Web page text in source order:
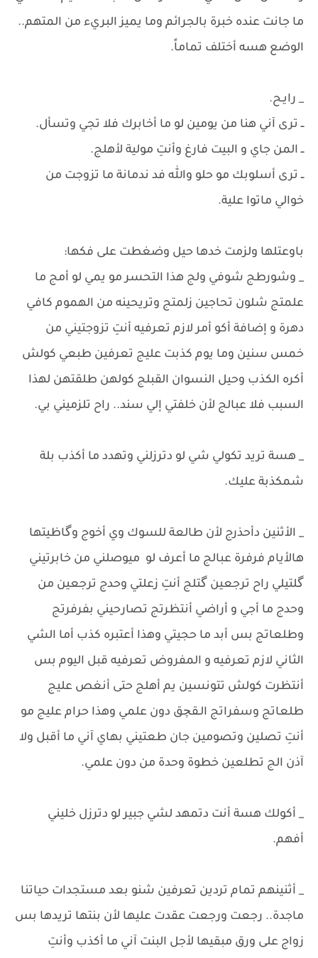
ما جانت عنده خبرة بالجرائم وما يميز البريء من المتهم..
الوضع هسه أختلف تماماً.
_ رايـح.
​ــ ترى آني هنا من يومين لو ما أخابرك فلا تجي وتسأل.
​ــ المن جاي و البيت فارغ وأنتِ مولية لأهلج.
ــ ترى أسلوبك مو حلو والله فد ندمانة ما تزوجت من
خوالي ماتوا علية.
​باوعتلها ولزمت خدها حيل وضغطت على فكها:
_ وشورطج شوفي ولج هذا التحسر مو يمي لو أمج ما
علمتج شلون تحاجين زلمتج وتريحينه من الهموم كافي
دهرة ​و إضافة أكو أمر لازم تعرفيه أنتِ تزوجتيني من
خمس سنين وما يوم كذبت عليج تعرفين طبعي كولش
أكره الكذب وحيل النسوان القبلج كولهن طلقتهن لهذا
السبب فلا عبالج لأن خلفتي إلي سند.. راح تلزميني بي.
_ هسة تريد تكولي شي لو دترزلني وتهدد ما أكذب بلة
شمكذبة عليك.
_ الأثنين دأحذرج لأن طالعة للسوك وي أخوج وگاظيتها
هالأيام فرفرة عبالج ما أعرف لو ميوصلني ​من خابرتيني
گلتيلي راح ترجعين گتلج أنتِ زعلتي وحدج ترجعين من
وحدج ما أجي و أراضي أنتظرتج تصارحيني بفرفرتج
وطلعاتج بس أبد ما حجيتي وهذا أعتبره كذب ​أما الشي
الثاني لازم تعرفيه و المفروض تعرفيه قبل اليوم بس
أنتظرت كولش تتونسين يم أهلج حتى أنغص عليج
طلعاتج وسفراتج الـقچق دون علمي وهذا حرام عليج مو
أنتِ تصلين وتصومين جان طعتيني بهاي آني ما أقبل ولا
آذن الج تطلعين خطوة وحدة من دون علمي.
_ أكولك هسة أنت دتمهد لشي جبير لو دترزل خليني
أفهم.
_ أثنينهم تمام تردين تعرفين شنو بعد مستجدات حياتنا
ماجدة.. رجعت ورجعت عقدت عليها لأن بنتها تريدها بس
زواج على ورق مبقيها لأجل البنت آني ما أكذب وأنتِ